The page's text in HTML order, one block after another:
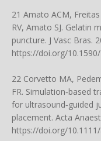
21 Amato ACM,
RV, Amato SJ. Gelatin
puncture. J Vasc Bras.
https://doi.org/
22 Corvetto MA,
FR. Simulation‐based
for ultrasound‐guided
placement. Acta
https://doi.org/